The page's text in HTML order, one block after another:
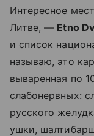
Интересное
Литве, — Etno
и список
называю, это
вываренная по
слабонервных:
русского
ушки,